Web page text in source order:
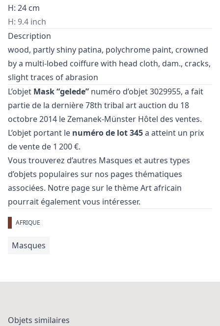
H: 24 cm
H: 9.4 inch
Description
wood, partly shiny patina, polychrome paint, crowned
by a multi-lobed coiffure with head cloth, dam., cracks,
slight traces of abrasion
L’objet Mask “gelede” numéro d’objet 3029955, a fait
partie de la dernière78th tribal art auction du 18
octobre 2014 le Zemanek-Münster Hôtel des ventes.
L’objet portant le numéro de lot 345a atteint un prix
de vente de 1 200 €.
Vous trouverez d’autres Masques etautres types
d’objets populaires sur nos pages thématiques
associées. Notre page sur le thèmeArt africain
pourrait également vous intéresser.
AFRIQUE
Masques
Objets similaires